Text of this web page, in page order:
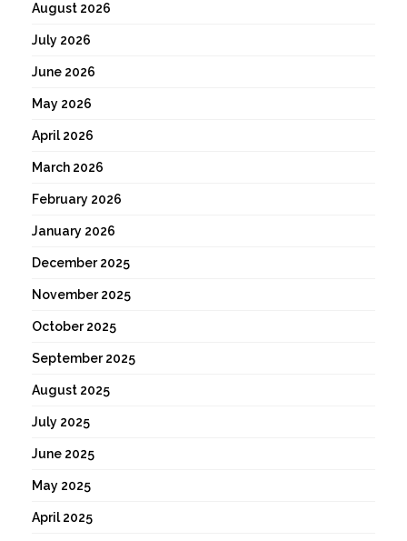
August 2026
July 2026
June 2026
May 2026
April 2026
March 2026
February 2026
January 2026
December 2025
November 2025
October 2025
September 2025
August 2025
July 2025
June 2025
May 2025
April 2025